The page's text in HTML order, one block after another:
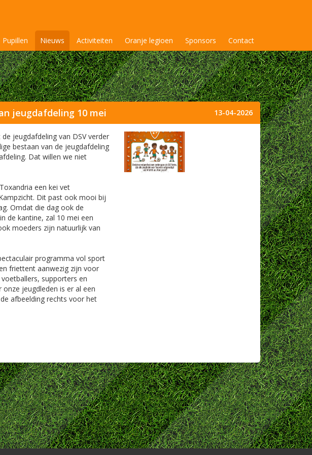
Pupillen Nieuws Activiteiten Oranje legioen Sponsors Contact
jeugdafdeling 10 mei 13-04-2026
jeugdafdeling van DSV verder
bestaan van de jeugdafdeling
Dat willen we niet
een kei vet
Dit past ook mooi bij
Omdat die dag ook de
de kantine, zal 10 mei een
moeders zijn natuurlijk van
programma vol sport
friettent aanwezig zijn voor
supporters en
jeugdleden is er al een
afbeelding rechts voor het